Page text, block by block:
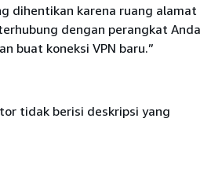
dihentikan karena ruang alamat
dengan perangkat Anda
buat koneksi VPN baru.”
tidak berisi deskripsi yang